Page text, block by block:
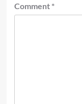
Comment *